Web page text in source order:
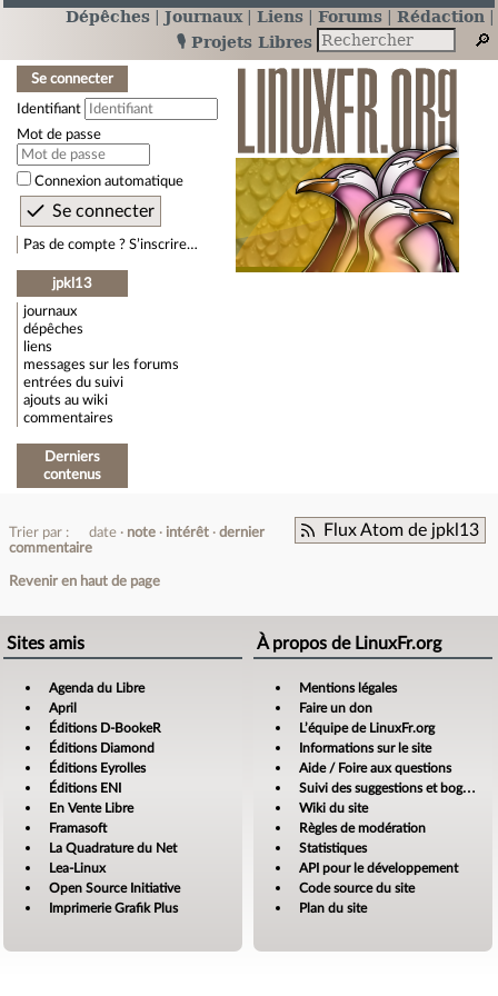
Dépêches Journaux Liens Forums
Rédaction
🎙️ Projets Libres
Se connecter
Identifiant
Mot de passe
Connexion automatique
Pas de compte ? S’inscrire…
jpkl13
journaux
dépêches
liens
messages sur les forums
entrées du suivi
ajouts au wiki
commentaires
Derniers
contenus
Flux Atom de jpkl13
Trier par : date note intérêt
dernier
commentaire
Revenir en haut de page
Sites amis
Agenda du Libre
April
Éditions D-BookeR
Éditions Diamond
Éditions Eyrolles
Éditions ENI
En Vente Libre
Framasoft
La Quadrature du Net
Lea-Linux
Open Source Initiative
Imprimerie Grafik Plus
À propos de LinuxFr.org
Mentions légales
Faire un don
L’équipe de LinuxFr.org
Informations sur le site
Aide / Foire aux questions
Suivi des suggestions et bogues
Wiki du site
Règles de modération
Statistiques
API pour le développement
Code source du site
Plan du site